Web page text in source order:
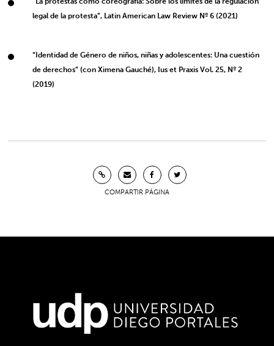
legal de la protesta”, Latin American Law Review Nº 6 (2021)
“Identidad de Género de niños, niñas y adolescentes: Una cuestión
de derechos” (con Ximena Gauché), Ius et Praxis Vol. 25, Nº 2
(2019)
COMPARTIR PÁGINA